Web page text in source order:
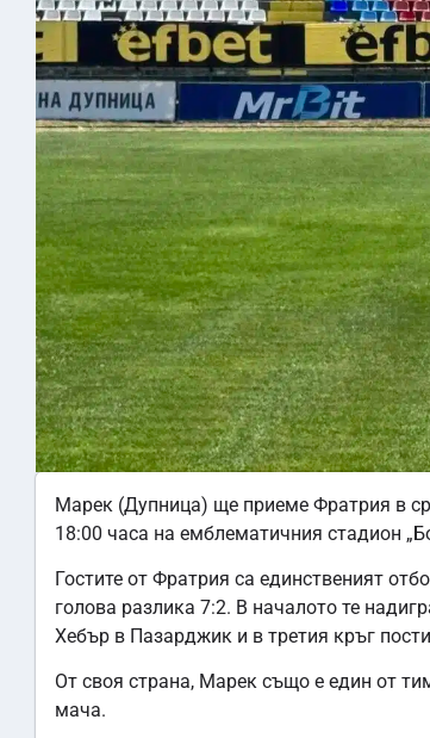
Марек (Дупница) ще приеме Фратрия в
18:00 часа на емблематичния стадион
Гостите от Фратрия са единственият
голова разлика 7:2. В началото те
Хебър в Пазарджик и в третия кръг
От своя страна, Марек също е един от
мача.